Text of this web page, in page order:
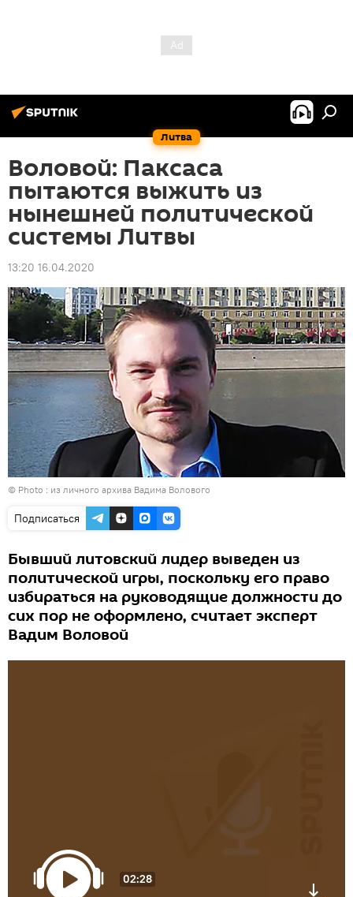
Литва
Воловой: Паксаса
пытаются выжить из
нынешней политической
системы Литвы
13:20 16.04.2020
© Photo : из личного архива Вадима Волового
Подписаться
Бывший литовский лидер выведен из
политической игры, поскольку его право
избираться на руководящие должности до
сих пор не оформлено, считает эксперт
Вадим Воловой
02:28